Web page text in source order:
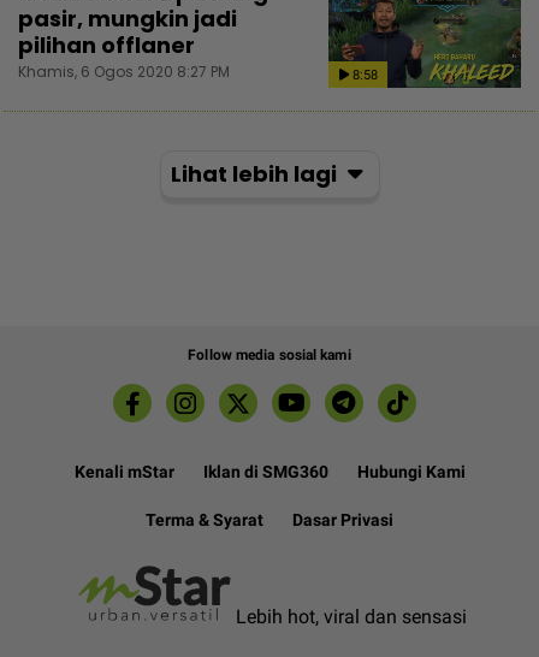
8:58
pasir, mungkin jadi
pilihan offlaner
Khamis, 6 Ogos 2020 8:27 PM
Lihat lebih lagi
Follow media sosial kami
Kenali mStar Iklan di SMG360 Hubungi Kami
Terma & Syarat Dasar Privasi
Lebih hot, viral dan sensasi